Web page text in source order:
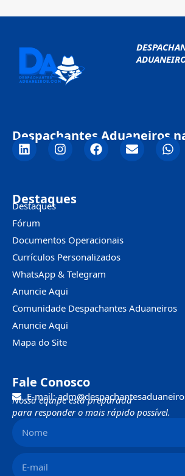
Despachantes Aduaneiros
Destaques
Destaques
Fórum
Documentos Operacionais
Currículos Personalizados
WhatsApp & Telegram
Anuncie Aqui
Comunidade Despachantes Aduaneiros
Anuncie Aqui
Mapa do Site
Fale Conosco
E-mail:
Nossa equipe está preparada
para responder o mais rápido possível.